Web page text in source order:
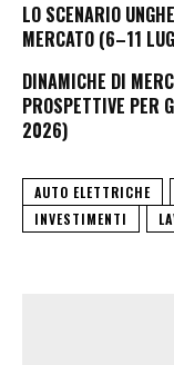
LO SCENARIO
MERCATO (6–11
DINAMICHE DI
PROSPETTIVE PER
2026)
AUTO ELETTRICHE
INVESTIMENTI